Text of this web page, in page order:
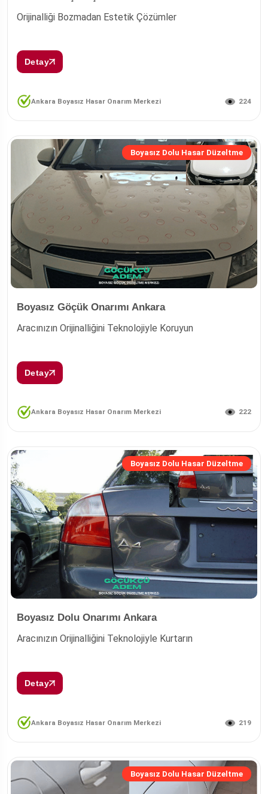
Orijinalliği Bozmadan Estetik Çözümler
Detay
Ankara Boyasız Hasar Onarım Merkezi 224
Boyasız Dolu Hasar Düzeltme
Boyasız Göçük Onarımı Ankara
Aracınızın Orijinalliğini Teknolojiyle Koruyun
Detay
Ankara Boyasız Hasar Onarım Merkezi 222
Boyasız Dolu Hasar Düzeltme
Boyasız Dolu Onarımı Ankara
Aracınızın Orijinalliğini Teknolojiyle Kurtarın
Detay
Ankara Boyasız Hasar Onarım Merkezi 219
Boyasız Dolu Hasar Düzeltme